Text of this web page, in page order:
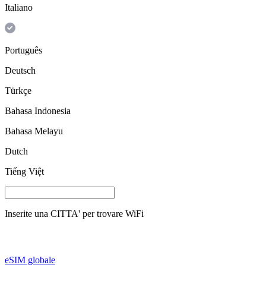
Italiano
Português
Deutsch
Türkçe
Bahasa Indonesia
Bahasa Melayu
Dutch
Tiếng Việt
Inserite una CITTA' per trovare WiFi
eSIM globale